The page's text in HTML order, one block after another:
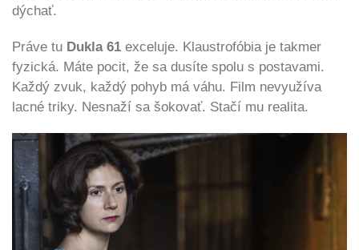
dýchať.
Práve tu Dukla 61 exceluje. Klaustrofóbia je takmer
fyzická. Máte pocit, že sa dusíte spolu s postavami.
Každý zvuk, každý pohyb má váhu. Film nevyužíva
lacné triky. Nesnaží sa šokovať. Stačí mu realita.